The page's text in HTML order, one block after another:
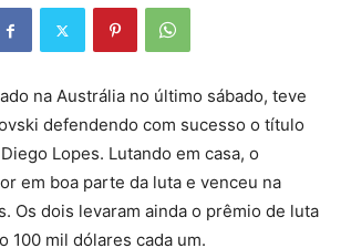
na Austrália no último sábado, teve
defendendo com sucesso o título
Lopes. Lutando em casa, o
em boa parte da luta e venceu na
Os dois levaram ainda o prêmio de luta
100 mil dólares cada um.